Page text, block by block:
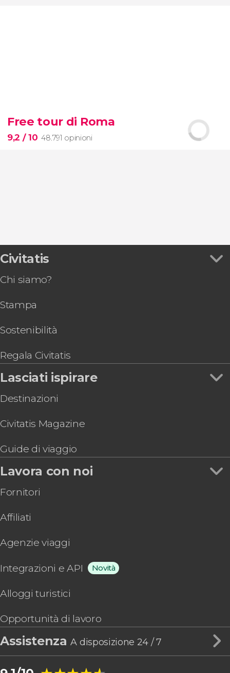
Toledo e Segovia
la Città delle Tre Culture
l'acquedotto romano
Free tour di Roma
9,2 / 10 48.791 opinioni
9,2


48.791 opinioni
Civitatis
Chi siamo?
Stampa
Sostenibilità
Regala Civitatis
Lasciati ispirare
Destinazioni
Civitatis Magazine
Guide di viaggio
Lavora con noi
Fornitori
Affiliati
Agenzie viaggi
Integrazioni e API Novità
Alloggi turistici
Opportunità di lavoro
AssistenzaA disposizione 24 / 7